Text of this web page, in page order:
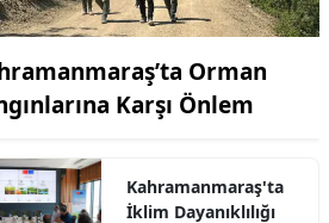
Orman
Karşı Önlem
Kahramanmaraş'ta
İklim Dayanıklılığı